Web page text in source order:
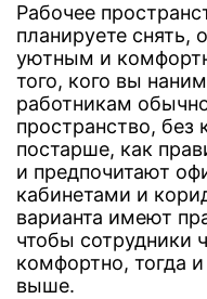
Рабочее
планируете снять,
уютным и
того, кого вы
работникам
пространство, без
постарше, как
и предпочитают
кабинетами и
варианта имеют
чтобы сотрудники
комфортно, тогда
выше.